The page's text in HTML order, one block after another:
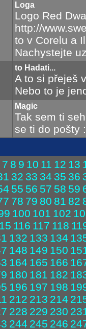
Loga
Logo Red
http://
to v Corelu a
Nachystejte
to Hadati...
A to si přeješ
Nebo to je
Magic
Tak sem ti
se ti do pošty
7 8 9 10 11 12 13
32 33 34 35 36
55 56 57 58 59
78 79 80 81 82
100 101 102
116 117 118
132 133 134
148 149 150
164 165 166
180 181 182
196 197 198
212 213 214
228 229 230
244 245 246